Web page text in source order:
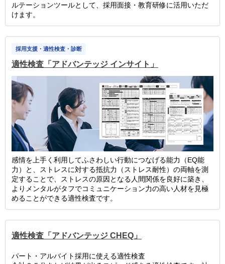
ルテーションツールとして、採用面接・教育研修に活用いただ
けます。
採用支援・適性検査・診断
適性検査「アドバンテッジ インサイト」
感情を上手く利用してふさわしい行動につなげる能力（EQ能
力）と、ストレスに対する抵抗力（ストレス耐性）の両軸を測
定することで、ストレスの原因となる人間関係を良好に築き、
よりメンタルがタフでコミュニケーション力の高い人材を見極
めることができる適性検査です。
適性検査「アドバンテッジ CHEQ」
パート・アルバイト採用に使える適性検査